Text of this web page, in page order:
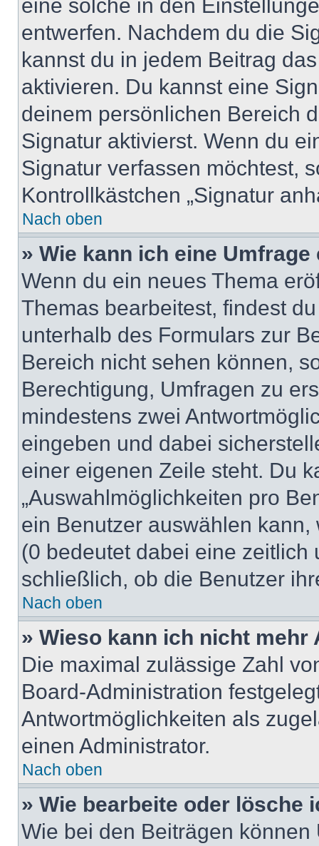
eine solche in den
entwerfen. Nachdem du die
kannst du in jedem Beitrag
aktivieren. Du kannst eine
deinem persönlichen Bereich
Signatur aktivierst. Wenn du
Signatur verfassen möchtest,
Kontrollkästchen „Signatur
Nach oben
» Wie kann ich eine
Wenn du ein neues Thema
Themas bearbeitest, findest
unterhalb des Formulars zur
Bereich nicht sehen können,
Berechtigung, Umfragen zu
mindestens zwei
eingeben und dabei
einer eigenen Zeile steht. Du
„Auswahlmöglichkeiten pro
ein Benutzer auswählen
(0 bedeutet dabei eine
schließlich, ob die Benutzer
Nach oben
» Wieso kann ich nicht
Die maximal zulässige Zahl
Board-Administration
Antwortmöglichkeiten als
einen Administrator.
Nach oben
» Wie bearbeite oder lösche
Wie bei den Beiträgen